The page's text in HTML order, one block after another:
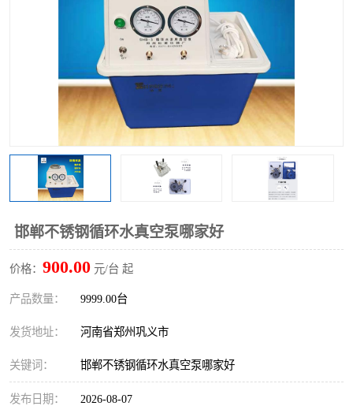
邯郸不锈钢循环水真空泵哪家好
价格： 900.00 元/台 起
产品数量： 9999.00台
发货地址： 河南省郑州巩义市
关键词： 邯郸不锈钢循环水真空泵哪家好
发布日期： 2026-08-07
低温恒温反应浴槽
电动搅拌器
加热模块